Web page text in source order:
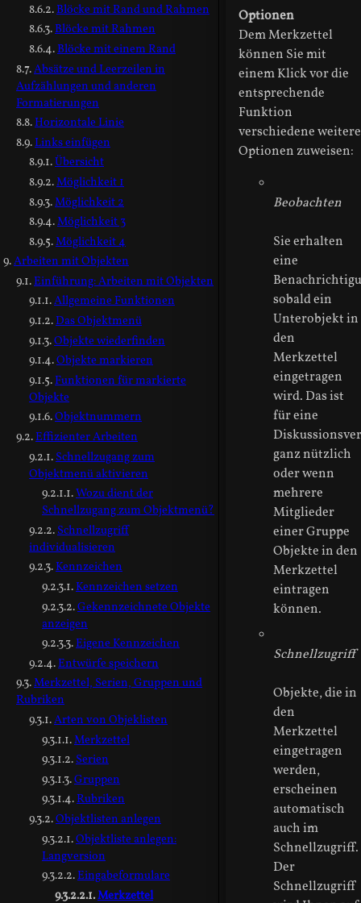
Blöcke mit Rand und Rahmen
Blöcke mit Rahmen
Blöcke mit einem Rand
Absätze und Leerzeilen in
Aufzählungen und anderen
Formatierungen
Horizontale Linie
Links einfügen
Übersicht
Möglichkeit 1
Möglichkeit 2
Möglichkeit 3
Möglichkeit 4
Arbeiten mit Objekten
Einführung: Arbeiten mit Objekten
Allgemeine Funktionen
Das Objektmenü
Objekte wiederfinden
Objekte markieren
Funktionen für markierte
Objekte
Objektnummern
Effizienter Arbeiten
Schnellzugang zum
Objektmenü aktivieren
Wozu dient der
Schnellzugang zum Objektmenü?
Schnellzugriff
individualisieren
Kennzeichen
Kennzeichen setzen
Gekennzeichnete Objekte
anzeigen
Eigene Kennzeichen
Entwürfe speichern
Merkzettel, Serien, Gruppen und
Rubriken
Arten von Objeklisten
Merkzettel
Serien
Gruppen
Rubriken
Objektlisten anlegen
Objektliste anlegen:
Langversion
Eingabeformulare
Merkzettel
Optionen
Dem Merkzettel
können Sie mit
einem Klick vor die
entsprechende
Funktion
verschiedene weitere
Optionen zuweisen:
Beobachten
Sie erhalten
eine
sobald ein
Unterobjekt in
den
Merkzettel
eingetragen
wird. Das ist
für eine
ganz nützlich
oder wenn
mehrere
Mitglieder
einer Gruppe
Objekte in den
Merkzettel
eintragen
können.
Schnellzugriff
Objekte, die in
den
Merkzettel
eingetragen
werden,
erscheinen
automatisch
auch im
Schnellzugriff.
Der
Schnellzugriff